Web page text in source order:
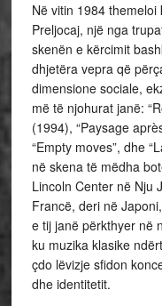
Në vitin 1984
Preljocaj, një nga
skenën e kërcimit
dhjetëra vepra që
dimensione sociale,
më të njohurat janë:
(1994), “Paysage
“Empty moves”, dhe
në skena të mëdha
Lincoln Center në Nju
Francë, deri në
e tij janë përkthyer në
ku muzika klasike
çdo lëvizje sfidon
dhe identitetit.